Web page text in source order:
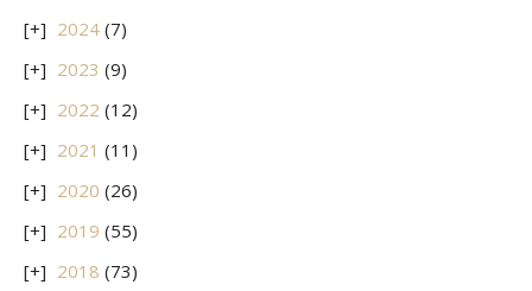
2024 (7)
2023 (9)
2022 (12)
2021 (11)
2020 (26)
2019 (55)
2018 (73)